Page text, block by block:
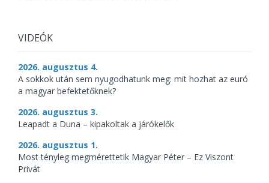
VIDEÓK
2026. augusztus 4.
A sokkok után sem nyugodhatunk meg: mit hozhat az euró
a magyar befektetőknek?
2026. augusztus 3.
Leapadt a Duna – kipakoltak a járókelők
2026. augusztus 1.
Most tényleg megmérettetik Magyar Péter – Ez Viszont
Privát